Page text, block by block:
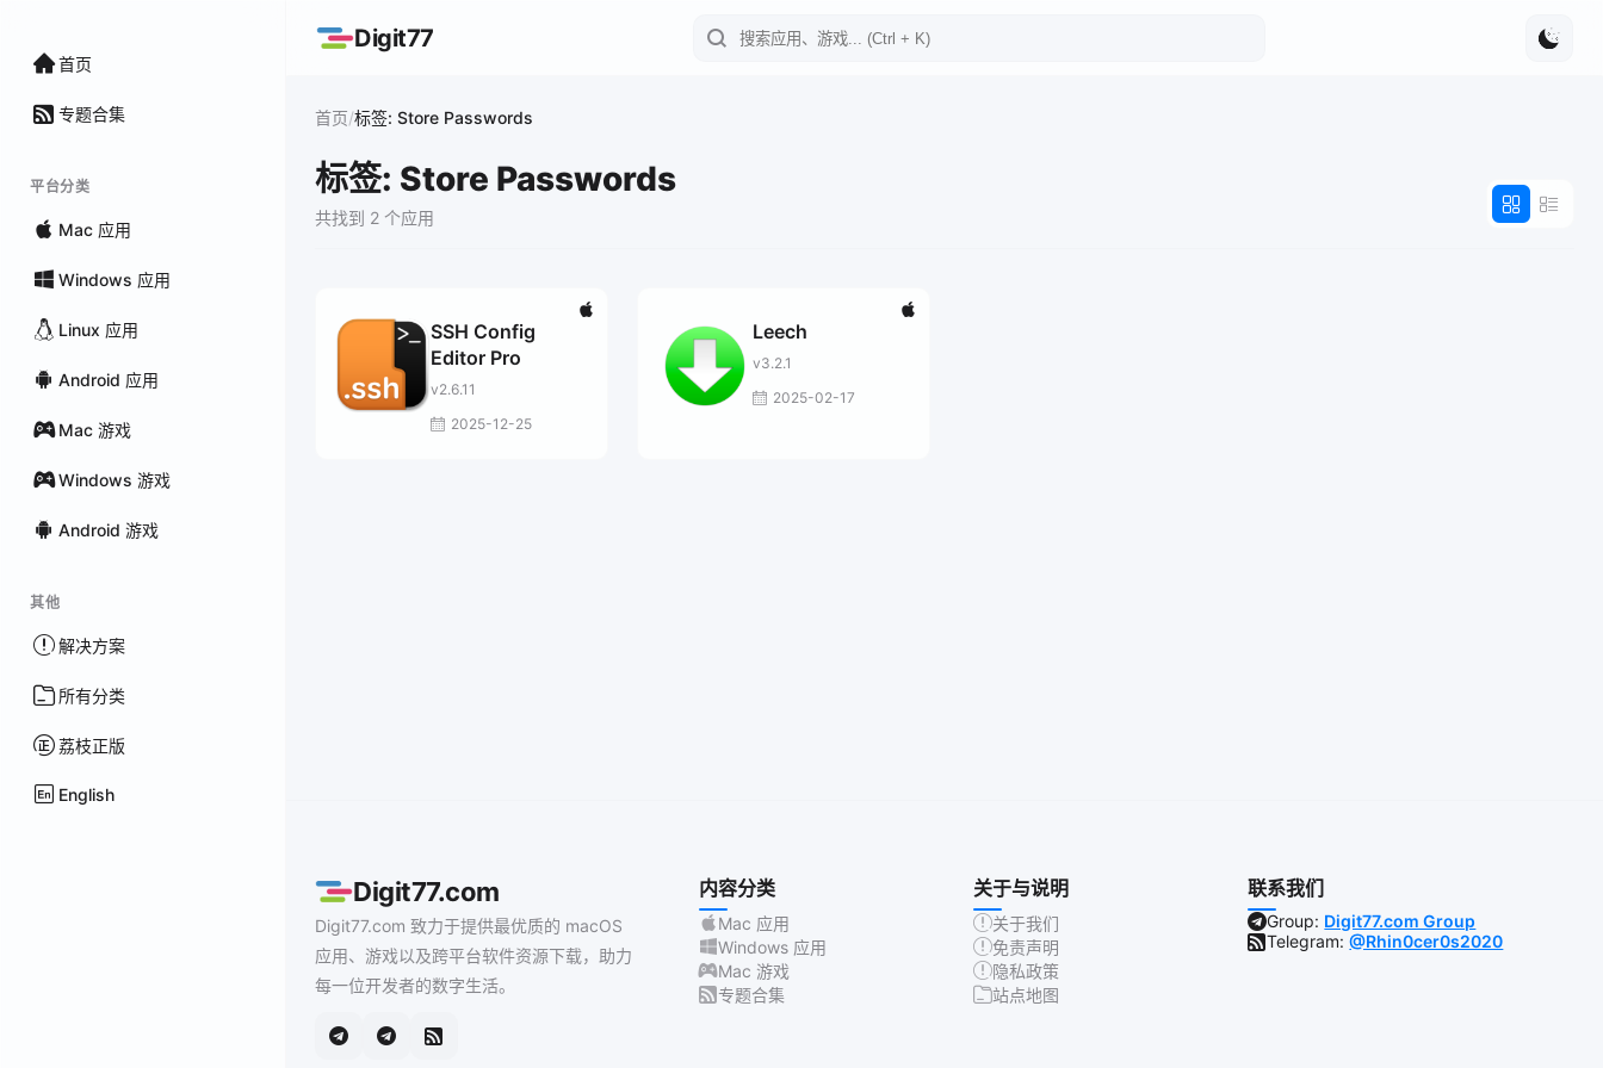
首页
专题合集
平台分类
Mac 应用
Windows 应用
Linux 应用
Android 应用
Mac 游戏
Windows 游戏
Android 游戏
其他
解决方案
所有分类
荔枝正版
English
Digit77
首页/标签: Store Passwords
标签: Store Passwords
共找到 2 个应用
SSH Config
Editor Pro
v2.6.11
2025-12-25
Leech
v3.2.1
2025-02-17
Digit77.com
Digit77.com 致力于提供最优质的 macOS
应用、游戏以及跨平台软件资源下载，助力
每一位开发者的数字生活。
内容分类
Mac 应用
Windows 应用
Mac 游戏
专题合集
关于与说明
关于我们
免责声明
隐私政策
站点地图
联系我们
Group: Digit77.com Group
Telegram:@Rhin0cer0s2020